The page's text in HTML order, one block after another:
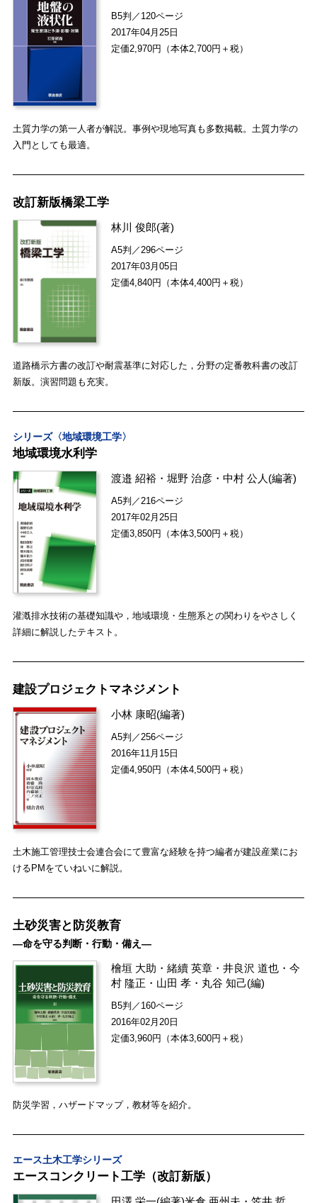
B5判／120ページ
2017年04月25日
定価2,970円（本体2,700円＋税）
土質力学の第一人者が解説。事例や現地写真も多数掲載。土質力学の
入門としても最適。
改訂新版橋梁工学
林川 俊郎(著)
A5判／296ページ
2017年03月05日
定価4,840円（本体4,400円＋税）
道路橋示方書の改訂や耐震基準に対応した，分野の定番教科書の改訂
新版。演習問題も充実。
シリーズ〈地域環境工学〉
地域環境水利学
渡邉 紹裕 ・堀野 治彦 ・中村 公人 (編著)
A5判／216ページ
2017年02月25日
定価3,850円（本体3,500円＋税）
灌漑排水技術の基礎知識や，地域環境・生態系との関わりをやさしく
詳細に解説したテキスト。
建設プロジェクトマネジメント
小林 康昭(編著)
A5判／256ページ
2016年11月15日
定価4,950円（本体4,500円＋税）
土木施工管理技士会連合会にて豊富な経験を持つ編者が建設産業にお
けるPMをていねいに解説。
土砂災害と防災教育
―命を守る判断・行動・備え―
檜垣 大助 ・緒續 英章 ・井良沢 道也 ・今
村 隆正 ・ 山田 孝 ・ 丸谷 知己(編)
B5判／160ページ
2016年02月20日
定価3,960円（本体3,600円＋税）
防災学習，ハザードマップ，教材等を紹介。
エース土木工学シリーズ
エースコンクリート工学（改訂新版）